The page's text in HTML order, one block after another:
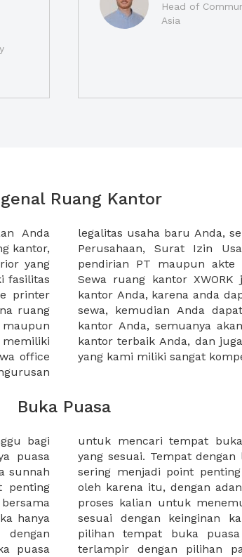
Head of
Asia
Ruang Kantor
Anda
kantor,
yang
fasilitas
printer
ruang
maupun
office
Domisili
akte
Anda.
sewa
anda
calon
sewa
harga
yang kami miliki sangat
Buka Puasa
bagi
puasa
sunnah
penting
hanya
puasa
harga
pun
yang
banyak
yang
puasa